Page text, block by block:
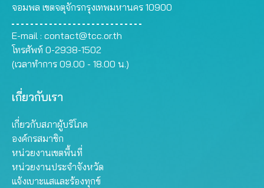
จอมพล เขตจตุจักรกรุงเทพมหานคร 10900
E-mail : contact@tcc.or.th
โทรศัพท์ 0-2938-1502
(เวลาทำการ 09.00 - 18.00 น.)
เกี่ยวกับเรา
เกี่ยวกับสภาผู้บริโภค
องค์กรสมาชิก
หน่วยงานเขตพื้นที่
หน่วยงานประจำจังหวัด
แจ้งเบาะแสและร้องทุกข์